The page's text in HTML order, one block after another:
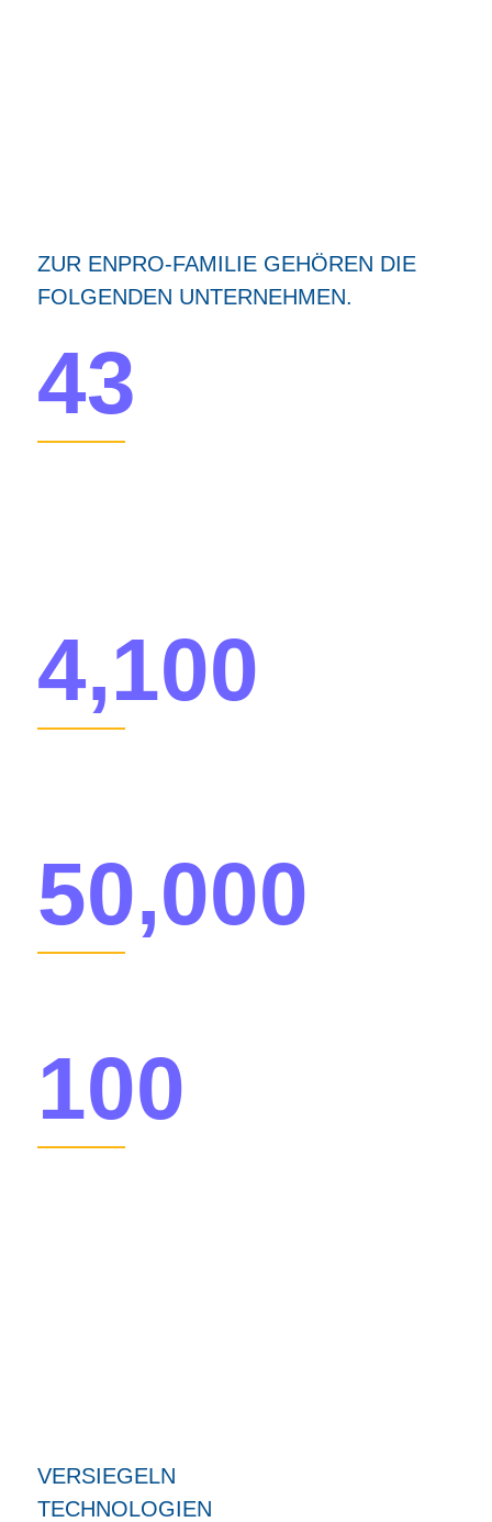
ZUR ENPRO-FAMILIE GEHÖREN DIE
FOLGENDEN UNTERNEHMEN.
43
4,100
50,000
100
VERSIEGELN
TECHNOLOGIEN